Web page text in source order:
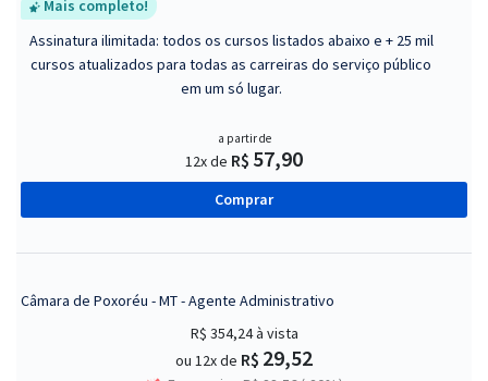
Mais completo!
Assinatura ilimitada: todos os cursos listados abaixo e + 25 mil
cursos atualizados para todas as carreiras do serviço público
em um só lugar.
a partir de
12x de R$ 57,90
Comprar
Câmara de Poxoréu - MT - Agente Administrativo
R$ 354,24à vista
ou 12x de R$ 29,52